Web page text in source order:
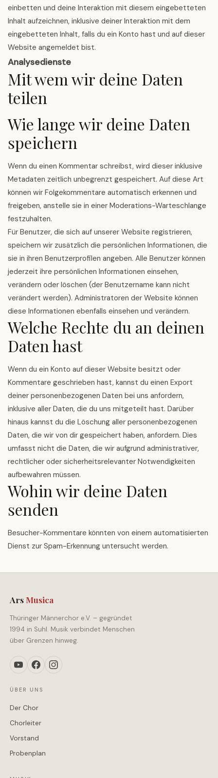
einbetten und deine Interaktion mit diesem eingebetteten
Inhalt aufzeichnen, inklusive deiner Interaktion mit dem
eingebetteten Inhalt, falls du ein Konto hast und auf dieser
Website angemeldet bist.
Analysedienste
Mit wem wir deine Daten
teilen
Wie lange wir deine Daten
speichern
Wenn du einen Kommentar schreibst, wird dieser inklusive
Metadaten zeitlich unbegrenzt gespeichert. Auf diese Art
können wir Folgekommentare automatisch erkennen und
freigeben, anstelle sie in einer Moderations-Warteschlange
festzuhalten.
Für Benutzer, die sich auf unserer Website registrieren,
speichern wir zusätzlich die persönlichen Informationen, die
sie in ihren Benutzerprofilen angeben. Alle Benutzer können
jederzeit ihre persönlichen Informationen einsehen,
verändern oder löschen (der Benutzername kann nicht
verändert werden). Administratoren der Website können
diese Informationen ebenfalls einsehen und verändern.
Welche Rechte du an deinen
Daten hast
Wenn du ein Konto auf dieser Website besitzt oder
Kommentare geschrieben hast, kannst du einen Export
deiner personenbezogenen Daten bei uns anfordern,
inklusive aller Daten, die du uns mitgeteilt hast. Darüber
hinaus kannst du die Löschung aller personenbezogenen
Daten, die wir von dir gespeichert haben, anfordern. Dies
umfasst nicht die Daten, die wir aufgrund administrativer,
rechtlicher oder sicherheitsrelevanter Notwendigkeiten
aufbewahren müssen.
Wohin wir deine Daten
senden
Besucher-Kommentare könnten von einem automatisierten
Dienst zur Spam-Erkennung untersucht werden.
Ars Musica
Thüringer Männerchor e.V. – gegründet
1994 in Suhl. Musik verbindet Menschen
über Grenzen hinweg.
ÜBER UNS
Der Chor
Chorleiter
Vorstand
Probenplan